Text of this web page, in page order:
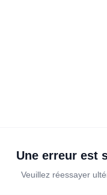
Une erreur est
Veuillez réessayer